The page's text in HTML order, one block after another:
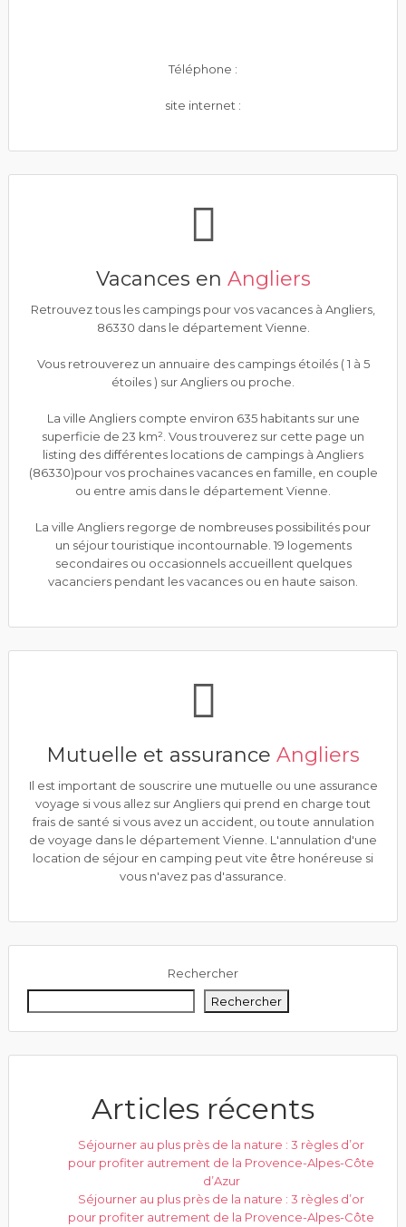
Téléphone :
site internet :
Vacances en Angliers
Retrouvez tous les campings pour vos vacances à Angliers,
86330 dans le département Vienne.
Vous retrouverez un annuaire des campings étoilés ( 1 à 5
étoiles ) sur Angliers ou proche.
La ville Angliers compte environ 635 habitants sur une
superficie de 23 km². Vous trouverez sur cette page un
listing des différentes locations de campings à Angliers
(86330)pour vos prochaines vacances en famille, en couple
ou entre amis dans le département Vienne.
La ville Angliers regorge de nombreuses possibilités pour
un séjour touristique incontournable. 19 logements
secondaires ou occasionnels accueillent quelques
vacanciers pendant les vacances ou en haute saison.
Mutuelle et assurance Angliers
Il est important de souscrire une mutuelle ou une assurance
voyage si vous allez sur Angliers qui prend en charge tout
frais de santé si vous avez un accident, ou toute annulation
de voyage dans le département Vienne. L'annulation d'une
location de séjour en camping peut vite être honéreuse si
vous n'avez pas d'assurance.
Rechercher
Rechercher
Articles récents
Séjourner au plus près de la nature : 3 règles d’or
pour profiter autrement de la Provence-Alpes-Côte
d’Azur
Séjourner au plus près de la nature : 3 règles d’or
pour profiter autrement de la Provence-Alpes-Côte